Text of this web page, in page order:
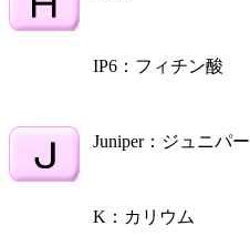
IP6：フィチン酸
Juniper：ジュニパー
K：カリウム